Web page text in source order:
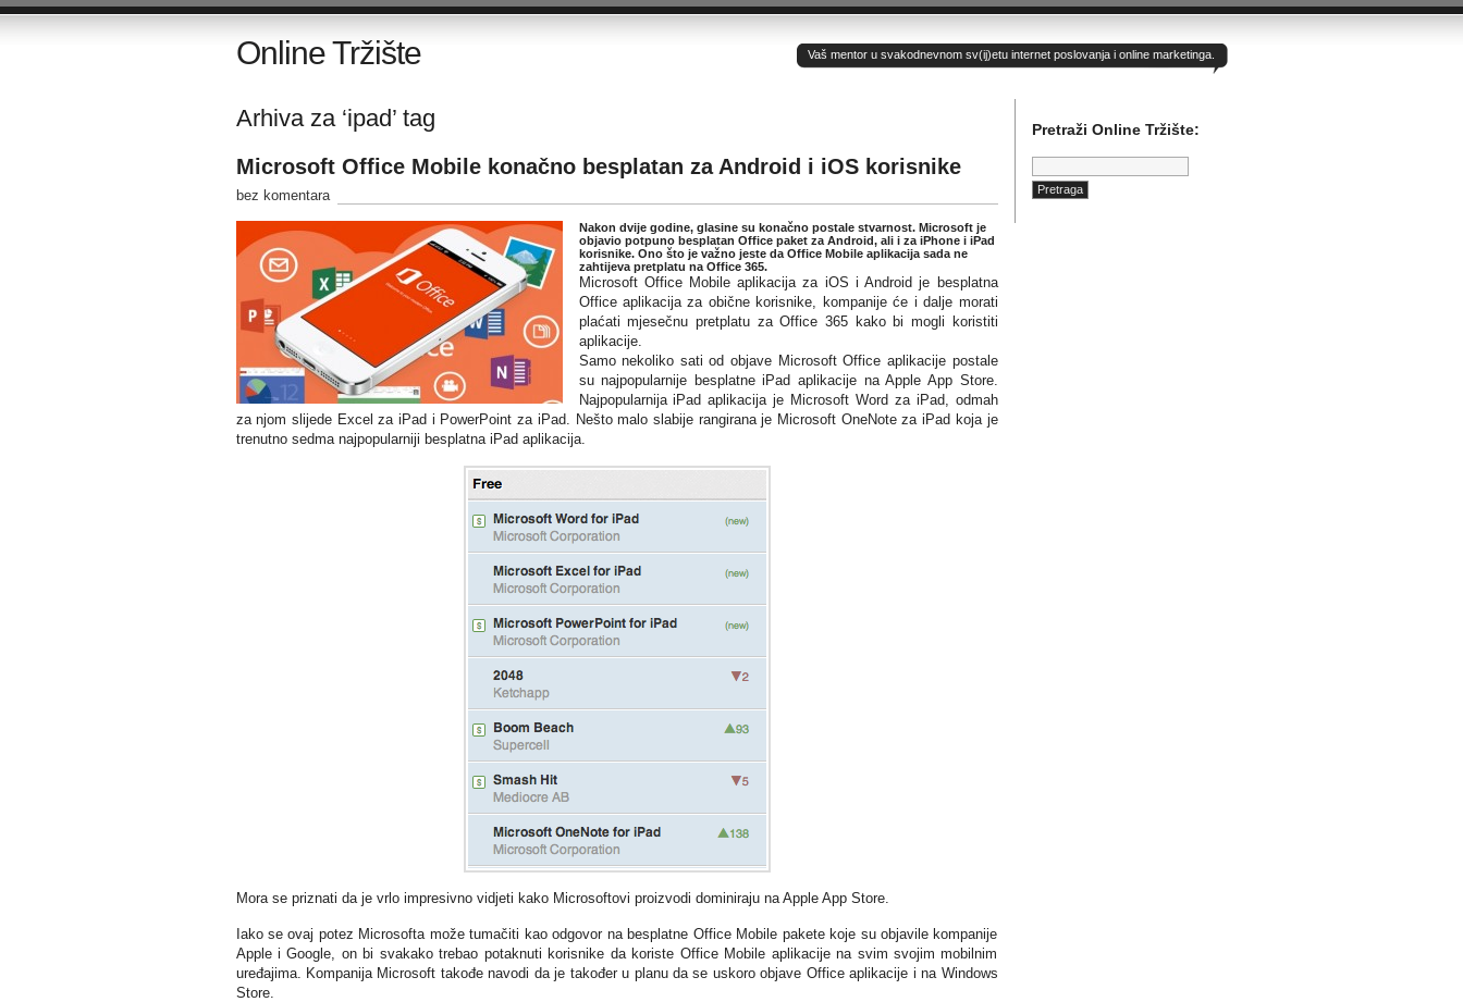
Online Tržište Vaš mentor u svakodnevnom sv(ij)etu internet poslovanja i online marketinga.
Arhiva za ‘ipad’ tag
Microsoft Office Mobile konačno besplatan za Android i iOS korisnike
bez komentara
Nakon dvije godine, glasine su konačno postale stvarnost. Microsoft je
objavio potpuno besplatan Office paket za Android, ali i za iPhone i iPad
korisnike. Ono što je važno jeste da Office Mobile aplikacija sada ne
zahtijeva pretplatu na Office 365.
Microsoft Office Mobile aplikacija za iOS i Android je besplatna
Office aplikacija za obične korisnike, kompanije će i dalje morati
plaćati mjesečnu pretplatu za Office 365 kako bi mogli koristiti
aplikacije.
Samo nekoliko sati od objave Microsoft Office aplikacije postale
su najpopularnije besplatne iPad aplikacije na Apple App Store.
Najpopularnija iPad aplikacija je Microsoft Word za iPad, odmah
za njom slijede Excel za iPad i PowerPoint za iPad. Nešto malo slabije rangirana je Microsoft OneNote za iPad koja je
trenutno sedma najpopularniji besplatna iPad aplikacija.
Mora se priznati da je vrlo impresivno vidjeti kako Microsoftovi proizvodi dominiraju na Apple App Store.
Iako se ovaj potez Microsofta može tumačiti kao odgovor na besplatne Office Mobile pakete koje su objavile kompanije
Apple i Google, on bi svakako trebao potaknuti korisnike da koriste Office Mobile aplikacije na svim svojim mobilnim
uređajima. Kompanija Microsoft takođe navodi da je također u planu da se uskoro objave Office aplikacije i na Windows
Store.
Pretraži Online Tržište:
Pretraga: